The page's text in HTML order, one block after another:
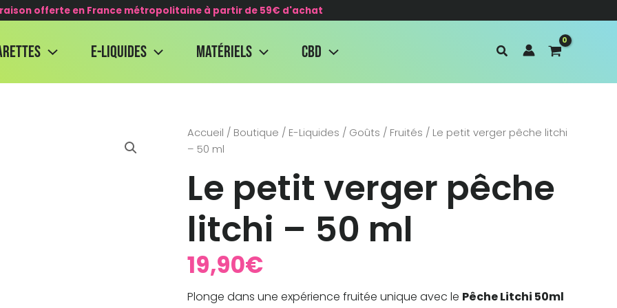
offerte en France métropolitaine à partir de 59€ d'achat
E-Liquides Matériels CBD
Accueil / Boutique / E-Liquides / Goûts / Fruités / Le petit verger pêche litchi
– 50 ml
Le petit verger pêche
litchi – 50 ml
19,90€
Plonge dans une expérience fruitée unique avec le Pêche Litchi 50ml
quantité
de
verger
pêche
litchi
50
ml